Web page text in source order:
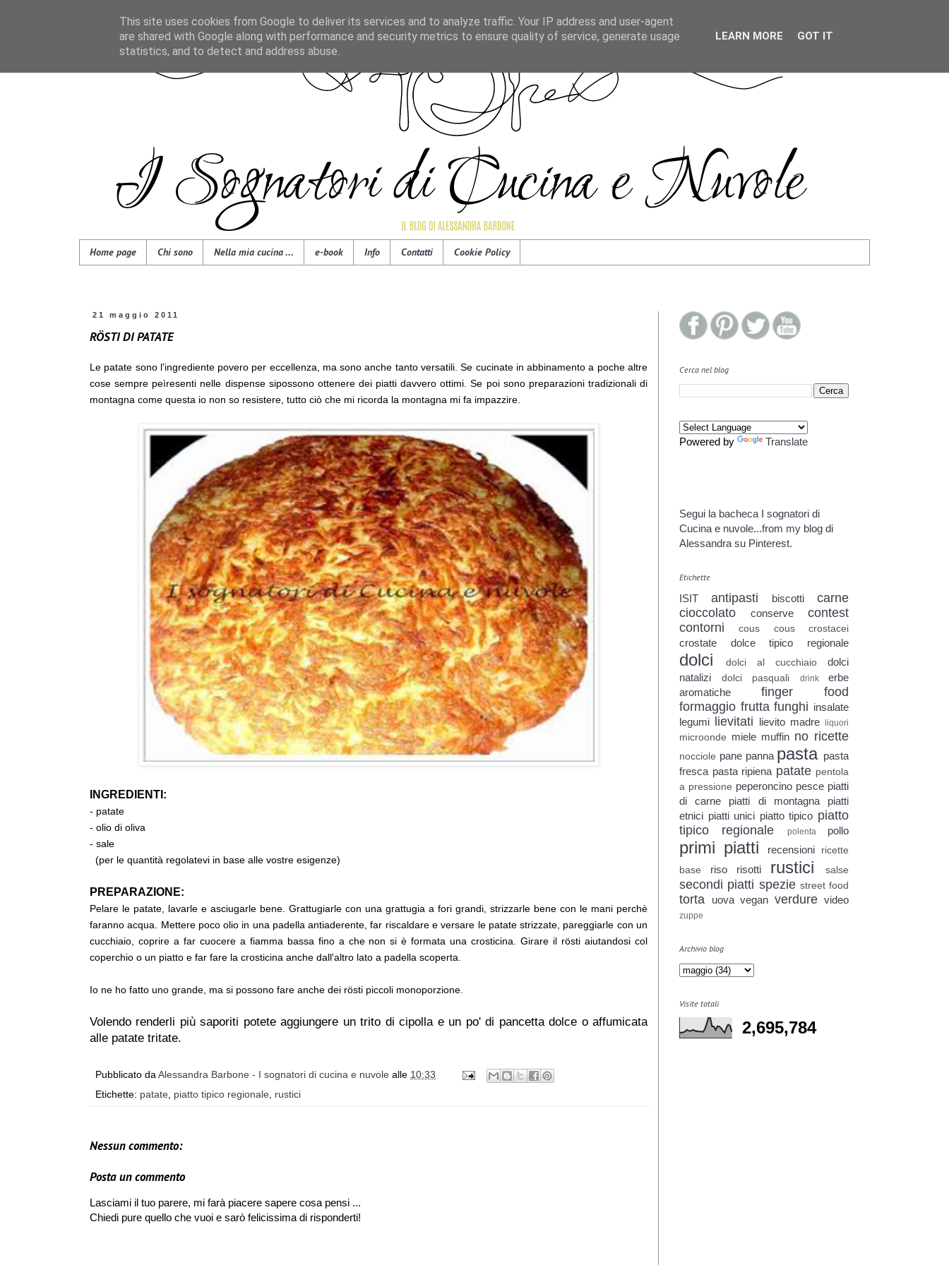
Home page Chi sono Nella mia cucina ... e-book Info Contatti Cookie Policy
21 maggio 2011
RÖSTI DI PATATE
Le patate sono l'ingrediente povero per eccellenza, ma sono anche tanto versatili. Se cucinate in abbinamento a poche altre
cose sempre peìresenti nelle dispense sipossono ottenere dei piatti davvero ottimi. Se poi sono preparazioni tradizionali di
montagna come questa io non so resistere, tutto ciò che mi ricorda la montagna mi fa impazzire.
INGREDIENTI:
- patate
- olio di oliva
- sale
(per le quantità regolatevi in base alle vostre esigenze)
PREPARAZIONE:
Pelare le patate, lavarle e asciugarle bene. Grattugiarle con una grattugia a fori grandi, strizzarle bene con le mani perchè
faranno acqua. Mettere poco olio in una padella antiaderente, far riscaldare e versare le patate strizzate, pareggiarle con un
cucchiaio, coprire a far cuocere a fiamma bassa fino a che non si è formata una crosticina. Girare il rösti aiutandosi col
coperchio o un piatto e far fare la crosticina anche dall'altro lato a padella scoperta.
Io ne ho fatto uno grande, ma si possono fare anche dei rösti piccoli monoporzione.
Volendo renderli più saporiti potete aggiungere un trito di cipolla e un po' di pancetta dolce o affumicata
alle patate tritate.
Pubblicato da Alessandra Barbone - I sognatori di cucina e nuvole alle 10:33
Etichette: patate piatto tipico regionale rustici
Nessun commento:
Posta un commento
Lasciami il tuo parere, mi farà piacere sapere cosa pensi ...
Chiedi pure quello che vuoi e sarò felicissima di risponderti!
Cerca nel blog
Powered by Translate
Segui la bacheca I sognatori di
Cucina e nuvole...from my blog di
Alessandra su Pinterest.
Etichette
ISIT antipasti biscotti
carne
cioccolato
conserve
contest
contorni
cous cous crostacei
crostate dolce tipico regionale
dolci dolci al cucchiaio
dolci
natalizi
dolci pasquali drink
erbe
aromatiche
finger food
formaggio frutta funghi insalate
legumi lievitati lievito madre liquori
microonde miele muffin no ricette
nocciole pane panna pasta pasta
fresca pasta ripiena patate pentola
a pressione peperoncino pesce piatti
di carne
piatti di montagna
piatti
etnici piatti unici piatto tipico piatto
tipico regionale
polenta pollo
primi piatti recensioni
ricette
base
riso risotti rustici salse
secondi piatti spezie street food
torta uova vegan verdure video
zuppe
Archivio blog
Visite totali
2,695,784
This site uses cookies from Google to deliver its services and to analyze traffic. Your IP address and user-agent
are shared with Google along with performance and security metrics to ensure quality of service, generate usage
statistics, and to detect and address abuse.
LEARN MORE GOT IT